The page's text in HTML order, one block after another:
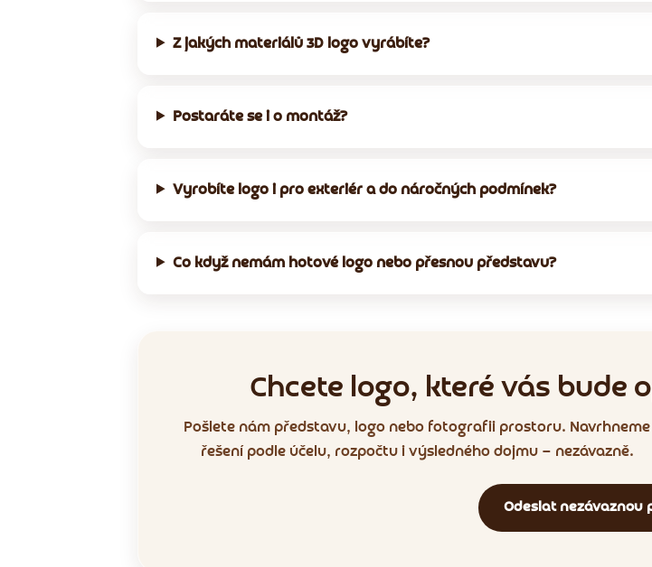
Z jakých materiálů 3D logo vyrábíte?
Postaráte se i o montáž?
Vyrobíte logo i pro exteriér a do náročných podmínek?
Co když nemám hotové logo nebo přesnou představu?
Chcete logo, které vás bude
Pošlete nám představu, logo nebo fotografii prostoru. Navrhneme
řešení podle účelu, rozpočtu i výsledného dojmu — nezávazně.
Odeslat nezávaznou